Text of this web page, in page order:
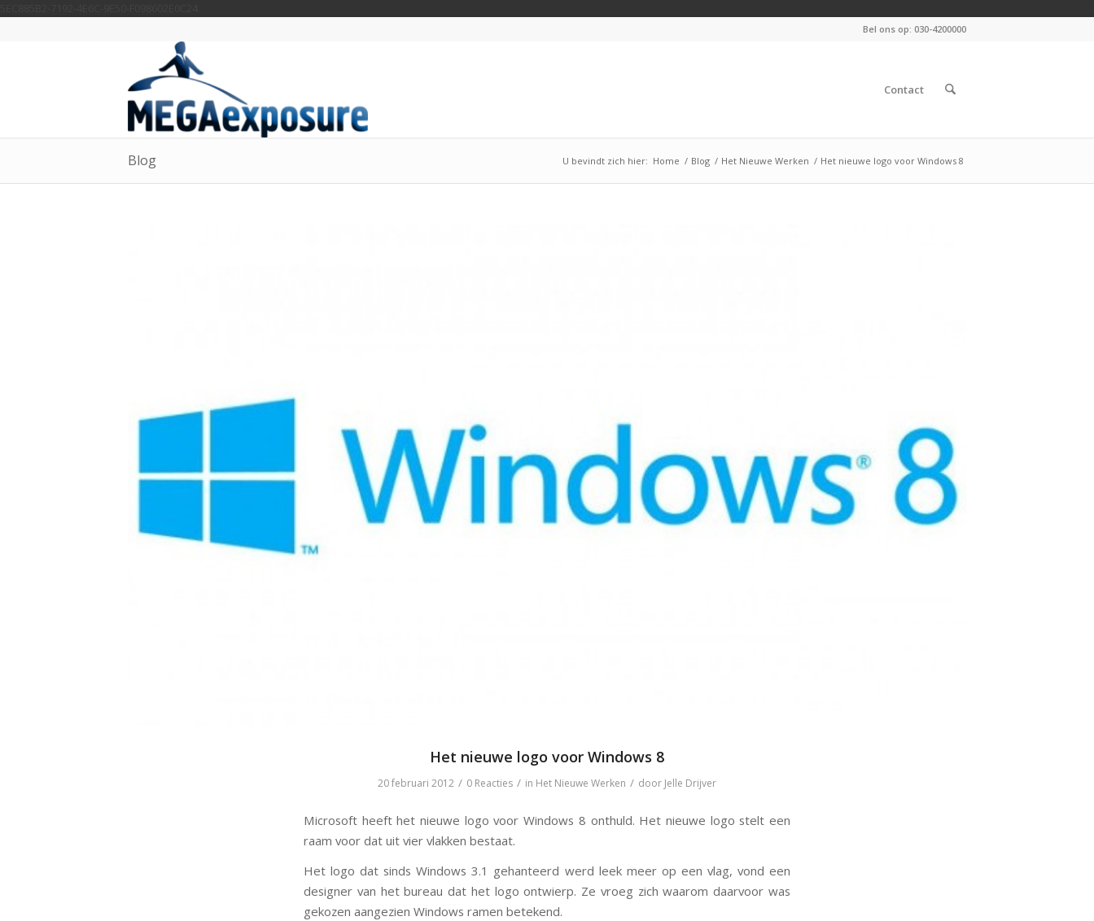
Bel ons op: 030-4200000
Contact
Blog U bevindt zich hier: Home / Blog / Het Nieuwe Werken / Het nieuwe logo voor Windows 8
Het nieuwe logo voor Windows 8
20 februari 2012 / 0 Reacties / in Het Nieuwe Werken / door Jelle Drijver
Microsoft heeft het nieuwe logo voor Windows 8 onthuld. Het nieuwe logo stelt een
raam voor dat uit vier vlakken bestaat.
Het logo dat sinds Windows 3.1 gehanteerd werd leek meer op een vlag, vond een
designer van het bureau dat het logo ontwierp. Ze vroeg zich waarom daarvoor was
gekozen aangezien Windows ramen betekend.